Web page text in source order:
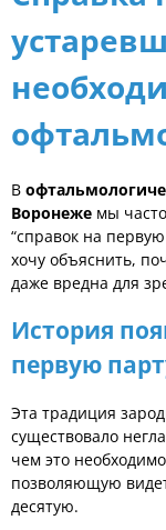
В
Воронеже мы
“справок на
хочу объяснить,
даже вредна для
История
первую
Эта традиция
существовало
чем это
позволяющую
десятую.